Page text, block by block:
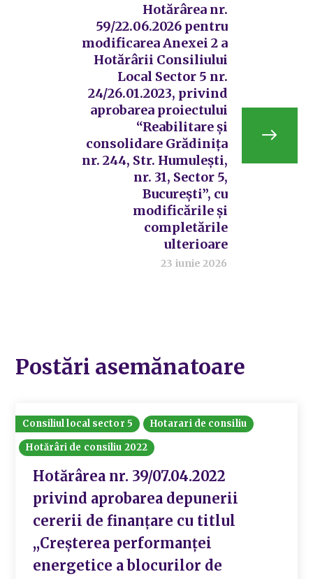
Hotărârea nr.
59/22.06.2026 pentru
modificarea Anexei 2 a
Hotărârii Consiliului
Local Sector 5 nr.
24/26.01.2023, privind
aprobarea proiectului
“Reabilitare și
consolidare Grădinița
nr. 244, Str. Humulești,
nr. 31, Sector 5,
București”, cu
modificările și
completările
ulterioare
23 iunie 2026
Postări asemănatoare
Consiliul local sector 5
Hotarari de consiliu
Hotărâri de consiliu 2022
Hotărârea nr. 39/07.04.2022
privind aprobarea depunerii
cererii de finanțare cu titlul
,,Creșterea performanței
energetice a blocurilor de